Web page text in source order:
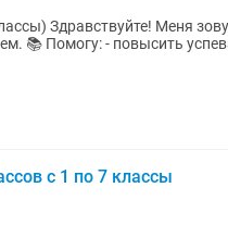
физики с 10-
с 1 по 7 классы